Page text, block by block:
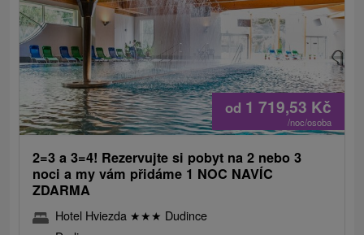
od 1 719,53 Kč
/noc/osoba
2=3 a 3=4! Rezervujte si pobyt na 2 nebo 3
noci a my vám přidáme 1 NOC NAVÍC
ZDARMA
Hotel Hviezda ★★★ Dudince